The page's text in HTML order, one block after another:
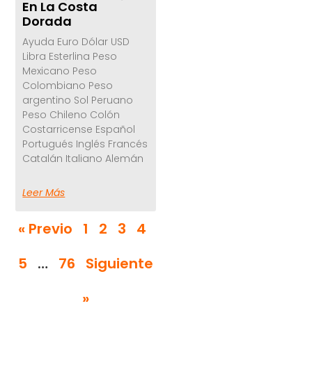
En La Costa
Dorada
Ayuda Euro Dólar USD
Libra Esterlina Peso
Mexicano Peso
Colombiano Peso
argentino Sol Peruano
Peso Chileno Colón
Costarricense Español
Portugués Inglés Francés
Catalán Italiano Alemán
Leer Más
« Previo 1 2 3
4
5
… 76
Siguiente
»